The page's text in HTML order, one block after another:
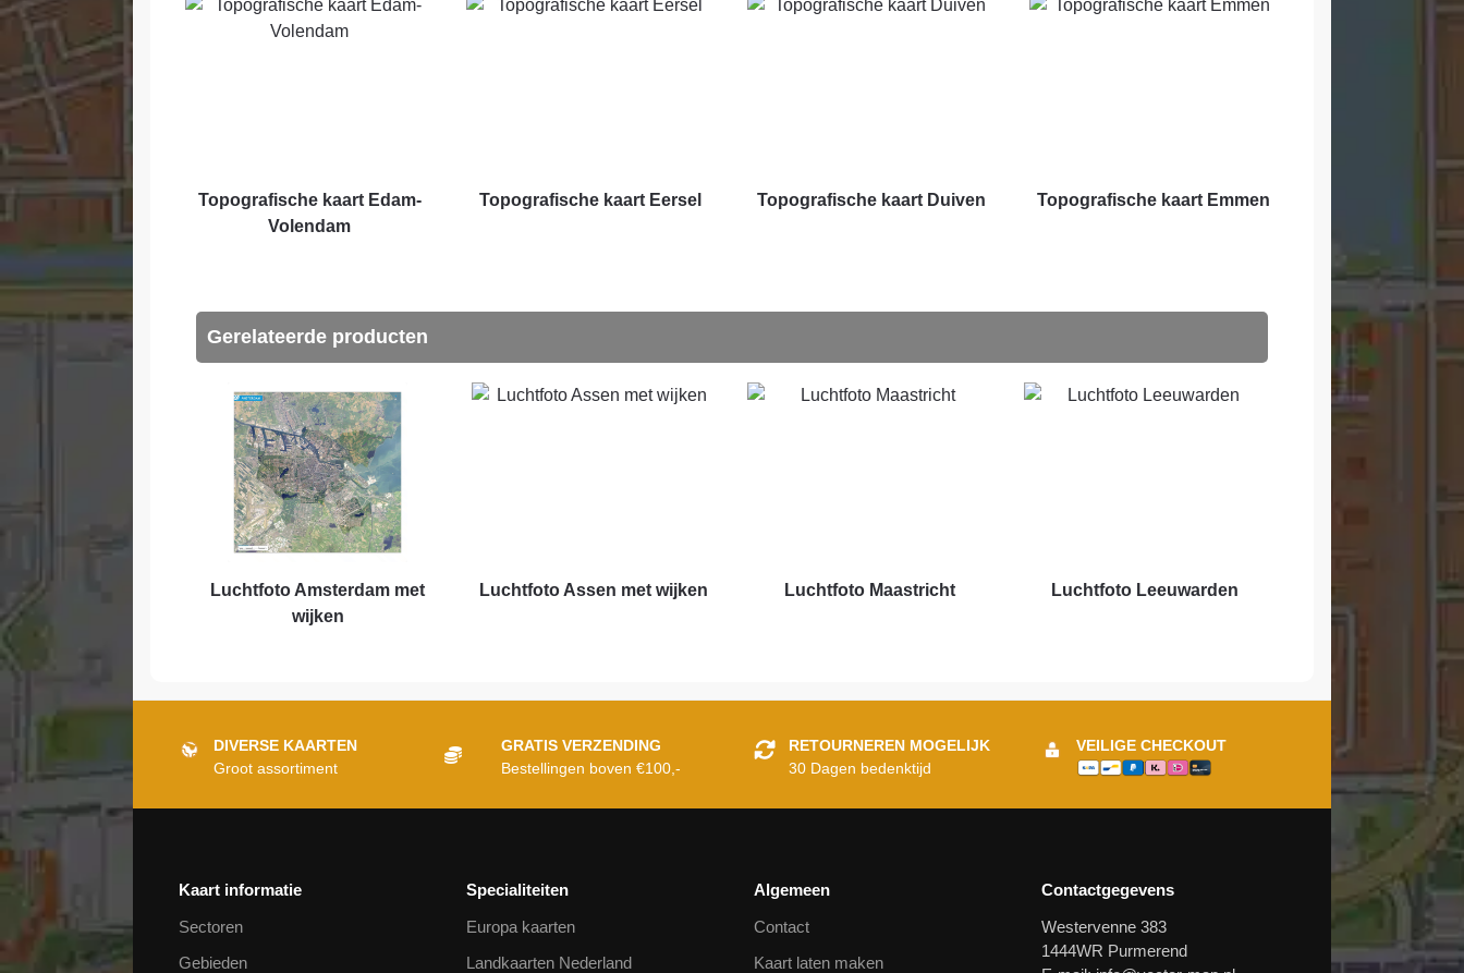
Topografische kaart Edam-
Volendam
Topografische kaart Eersel Topografische kaart Duiven Topografische kaart Emmen
Gerelateerde producten
Luchtfoto Amsterdam met
wijken
Luchtfoto Assen met wijken Luchtfoto Maastricht Luchtfoto Leeuwarden
DIVERSE KAARTEN
Groot assortiment
GRATIS VERZENDING
Bestellingen boven €100,-
RETOURNEREN MOGELIJK
30 Dagen bedenktijd
VEILIGE CHECKOUT
Kaart informatie
Sectoren
Gebieden
Specialiteiten
Europa kaarten
Landkaarten Nederland
Algemeen
Contact
Kaart laten maken
Contactgegevens
Westervenne 383
1444WR Purmerend